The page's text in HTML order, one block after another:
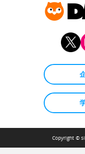
Copyright ©